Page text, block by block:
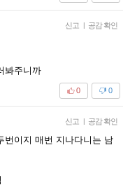
신고 | 공감 확인
봐주니까
0
0
신고 | 공감 확인
번이지 매번 지나다니는 남